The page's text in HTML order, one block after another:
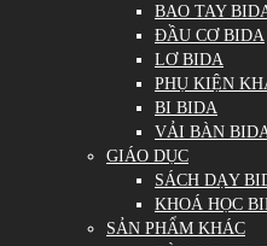
BAO TAY
ĐẦU CƠ BIDA
LƠ BIDA
PHỤ KIỆN
BI BIDA
VẢI BÀN
GIÁO DỤC
SÁCH DẠY
KHOÁ HỌC
SẢN PHẨM KHÁC